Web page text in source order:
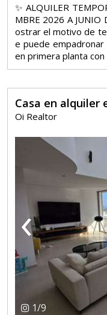
✨ ALQUILER
MBRE 2026 A
ostrar el motivo de
e puede empadronar
en primera planta
Casa en alquiler
Oi Realtor
‹
1/9